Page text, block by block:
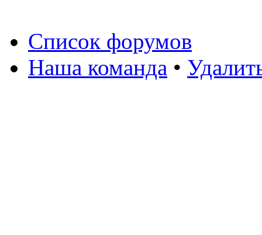
Список форумов
Наша команда •